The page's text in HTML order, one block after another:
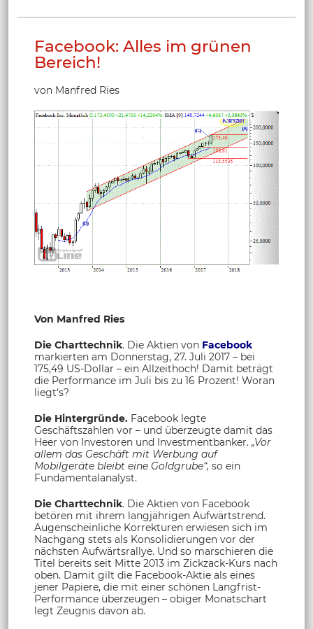
Facebook: Alles im grünen
Bereich!
von Manfred Ries
Von Manfred Ries
Die Charttechnik. Die Aktien von Facebook
markierten am Donnerstag, 27. Juli 2017 – bei
175,49 US-Dollar – ein Allzeithoch! Damit beträgt
die Performance im Juli bis zu 16 Prozent! Woran
liegt‘s?
Die Hintergründe. Facebook legte
Geschäftszahlen vor – und überzeugte damit das
Heer von Investoren und Investmentbanker. „Vor
allem das Geschäft mit Werbung auf
Mobilgeräte bleibt eine Goldgrube“, so ein
Fundamentalanalyst.
Die Charttechnik. Die Aktien von Facebook
betören mit ihrem langjährigen Aufwärtstrend.
Augenscheinliche Korrekturen erwiesen sich im
Nachgang stets als Konsolidierungen vor der
nächsten Aufwärtsrallye. Und so marschieren die
Titel bereits seit Mitte 2013 im Zickzack-Kurs nach
oben. Damit gilt die Facebook-Aktie als eines
jener Papiere, die mit einer schönen Langfrist-
Performance überzeugen – obiger Monatschart
legt Zeugnis davon ab.